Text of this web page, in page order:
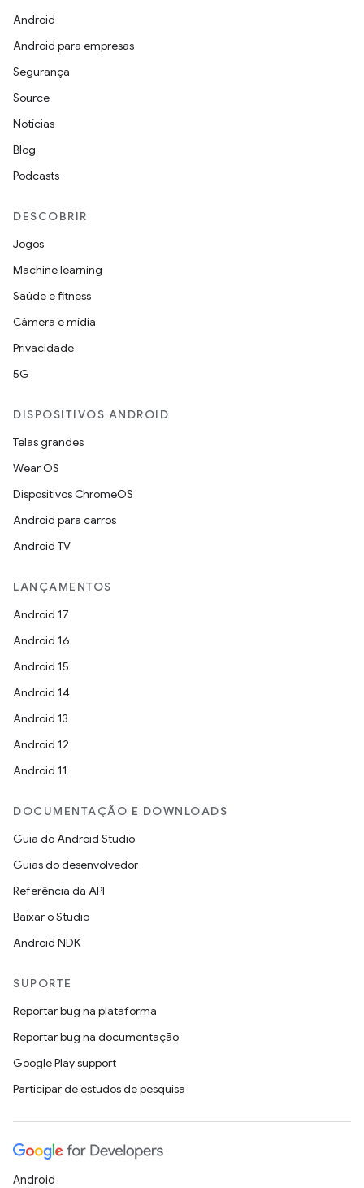
Android
Android para empresas
Segurança
Source
Notícias
Blog
Podcasts
DESCOBRIR
Jogos
Machine learning
Saúde e fitness
Câmera e mídia
Privacidade
5G
DISPOSITIVOS ANDROID
Telas grandes
Wear OS
Dispositivos ChromeOS
Android para carros
Android TV
LANÇAMENTOS
Android 17
Android 16
Android 15
Android 14
Android 13
Android 12
Android 11
DOCUMENTAÇÃO E DOWNLOADS
Guia do Android Studio
Guias do desenvolvedor
Referência da API
Baixar o Studio
Android NDK
SUPORTE
Reportar bug na plataforma
Reportar bug na documentação
Google Play support
Participar de estudos de pesquisa
Android